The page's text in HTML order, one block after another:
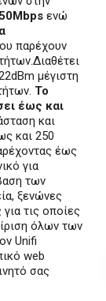
ενώ
παρέχουν
μέγιστη
Το
έως και
και
και 250
έως
για
των
ξενώνες
τις οποίες
όλων των
Unifi
web
σας